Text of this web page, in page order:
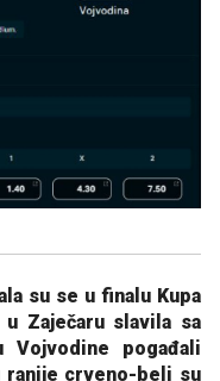
su se u finalu Kupa
Zaječaru slavila sa
Vojvodine pogađali
ranije crveno-beli su